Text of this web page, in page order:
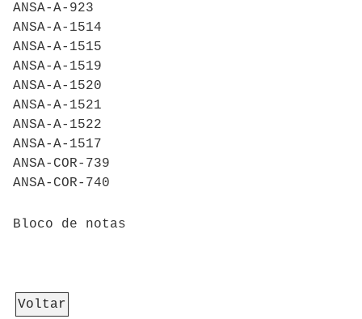
ANSA-A-923
ANSA-A-1514
ANSA-A-1515
ANSA-A-1519
ANSA-A-1520
ANSA-A-1521
ANSA-A-1522
ANSA-A-1517
ANSA-COR-739
ANSA-COR-740
Bloco de notas
Voltar